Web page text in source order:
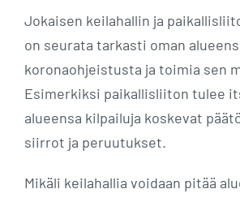
Jokaisen keilahallin ja
on seurata tarkasti oman
koronaohjeistusta ja toimia sen
Esimerkiksi paikallisliiton tulee
alueensa kilpailuja koskevat
siirrot ja peruutukset.
Mikäli keilahallia voidaan pitää